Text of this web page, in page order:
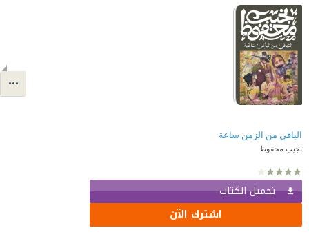
الباقي من الزمن ساعة
نجيب محفوظ
تحميل الكتاب
اشترك الآن